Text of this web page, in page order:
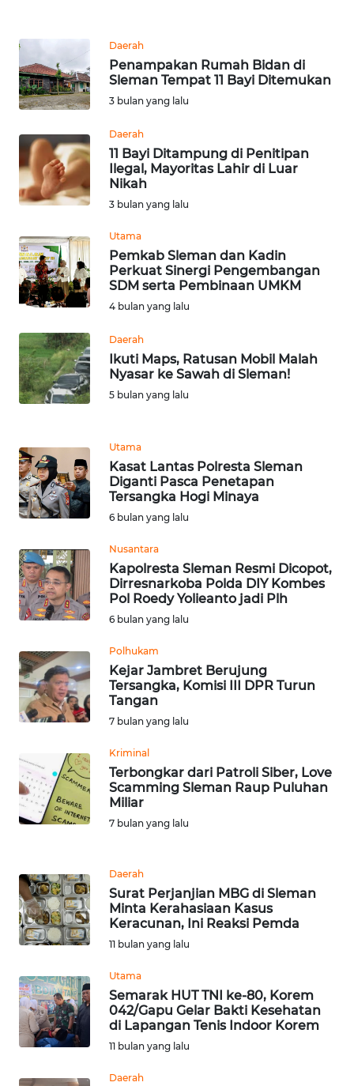
Daerah
Penampakan Rumah Bidan di
Sleman Tempat 11 Bayi Ditemukan
3 bulan yang lalu
Daerah
11 Bayi Ditampung di Penitipan
Ilegal, Mayoritas Lahir di Luar
Nikah
3 bulan yang lalu
Utama
Pemkab Sleman dan Kadin
Perkuat Sinergi Pengembangan
SDM serta Pembinaan UMKM
4 bulan yang lalu
Daerah
Ikuti Maps, Ratusan Mobil Malah
Nyasar ke Sawah di Sleman!
5 bulan yang lalu
Utama
Kasat Lantas Polresta Sleman
Diganti Pasca Penetapan
Tersangka Hogi Minaya
6 bulan yang lalu
Nusantara
Kapolresta Sleman Resmi Dicopot,
Dirresnarkoba Polda DIY Kombes
Pol Roedy Yolieanto jadi Plh
6 bulan yang lalu
Polhukam
Kejar Jambret Berujung
Tersangka, Komisi III DPR Turun
Tangan
7 bulan yang lalu
Kriminal
Terbongkar dari Patroli Siber, Love
Scamming Sleman Raup Puluhan
Miliar
7 bulan yang lalu
Daerah
Surat Perjanjian MBG di Sleman
Minta Kerahasiaan Kasus
Keracunan, Ini Reaksi Pemda
11 bulan yang lalu
Utama
Semarak HUT TNI ke-80, Korem
042/Gapu Gelar Bakti Kesehatan
di Lapangan Tenis Indoor Korem
11 bulan yang lalu
Daerah
INDEKS
BERITA
KAMI
INFO
IKLAN
TENTANG
KAMI
PEDOMAN
SIBER
REDAKSI
DISCLAIMER
Wahana
News
WN
SUMUT
WN
JABAR
BANTEN
WN
NTT
KEPRI
WN
PAPUA
WN
PAPUA
BARAT